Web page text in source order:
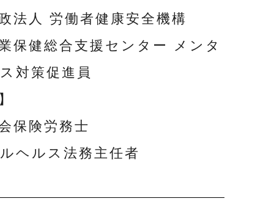
法人 労働者健康安全機構
保健総合支援センター メンタ
対策促進員
保険労務士
ヘルス法務主任者